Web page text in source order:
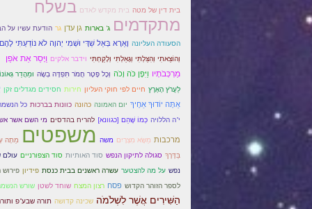
בית דין של מטה בית מקדש לאדם בשלח
מתקדמים ג' בארות גן עדן גר הודעת עשיו על
הסעודה העליונה וָאֵרָא בְּאֵל שַׁדָּי וּשְׁמִי יְהוָה לֹא נוֹדַעְתִּי לָהֶם
וְהוֹצֵאתִי וְהִצַּלְתִּי וְגָאַלְתִּי וְלָקַחְתִּי וידבר אלקים וַיָּסַר אֵת אֹפַן
מַרְכְּבֹתָיו וַיִּפֶן כֹּה וָכֹה וְכָל פֶּטֶר חֲמֹר תִּפְדֶּה בְשֶׂה וּמֵהֲדַר
לַעֲרֹץ הָאָרֶץ חיים לפי חוקי העליון חירות חסידים מגדלים זקן
אַתָּה יוֹדוּךָ אַחֶיךָ יום האמונה כהונה כוונות בברכות כל
י"ה הללויה כְּמוֹ שֶּׁהֵם [כגוונא] להריח בהדסים מי השם אשר
מרכבות מַשָּׂא מִצְרָיִם משה משפטים מֵתָה
בַּדֶּרֶךְ סגולה לתיקון הנפש סוד האותיות סוד הצפורניים עולם
נפש על מה להצטער עשרה ראשנים בבית כנסת פידיון
לספר הזוהר הקדוש פסח רצון המצח שוחד לשטן שורש
הַשִּׁירִים אֲשֶׁר לִשְׁלֹמֹה שכינה קדושה תורה שבע"פ